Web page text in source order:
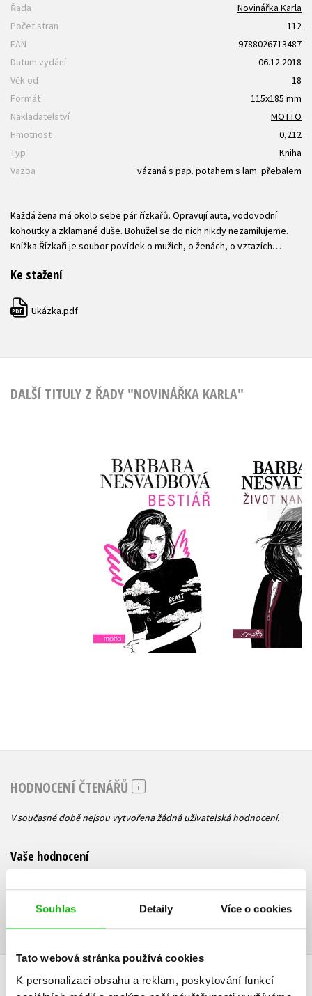
Souhlas Detaily Více o cookies
Tato webová stránka používá cookies
K personalizaci obsahu a reklam, poskytování funkcí
Řada
Novinářka Karla
Počet stran
112
EAN
9788026713487
Datum vydání
06.12.2018
Věk od
18
Formát
115x185 mm
Nakladatelství
MOTTO
Hmotnost
0,212
Typ
Kniha
Vazba
vázaná s pap. potahem s lam. přebalem
Každá žena má okolo sebe pár řízkařů. Opravují auta, vodovodní
kohoutky a zklamané duše. Bohužel se do nich nikdy nezamilujeme.
Knížka Řízkaři je soubor povídek o mužích, o ženách, o vztazích…
Ke stažení
PDF Ukázka.pdf
DALŠÍ TITULY Z ŘADY "NOVINÁŘKA KARLA"
Bestiář
Barbara Nesvadbová
Do košíku
269 Kč
215 Kč
Život
Barbara
Do
199 Kč
HODNOCENÍ ČTENÁŘŮ
V současné době nejsou vytvořena žádná uživatelská hodnocení.
Vaše hodnocení
Přihlásit
AUTOR KNIHY